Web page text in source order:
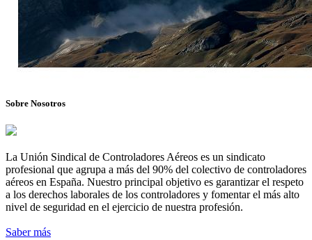
Sobre Nosotros
La Unión Sindical de Controladores Aéreos es un sindicato
profesional que agrupa a más del 90% del colectivo de controladores
aéreos en España. Nuestro principal objetivo es garantizar el respeto
a los derechos laborales de los controladores y fomentar el más alto
nivel de seguridad en el ejercicio de nuestra profesión.
Saber más